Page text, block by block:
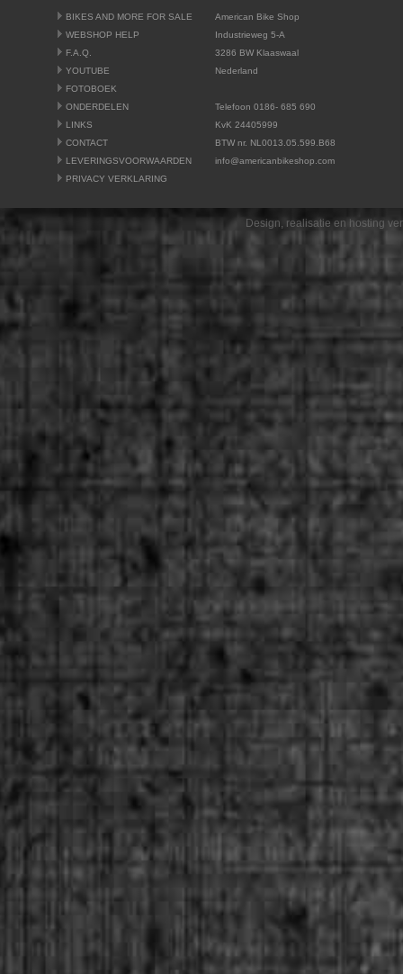
BIKES AND MORE FOR SALE
WEBSHOP HELP
F.A.Q.
YOUTUBE
FOTOBOEK
ONDERDELEN
LINKS
CONTACT
LEVERINGSVOORWAARDEN
PRIVACY VERKLARING
American Bike Shop
Industrieweg 5-A
3286 BW Klaaswaal
Nederland
Telefoon 0186- 685 690
KvK 24405999
BTW nr. NL0013.05.599.B68
info@americanbikeshop.com
Design, realisatie en hosting